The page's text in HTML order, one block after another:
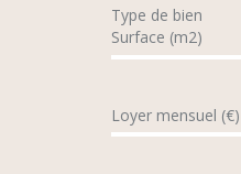
Type de bien
Surface (m2)
Loyer mensuel (€)